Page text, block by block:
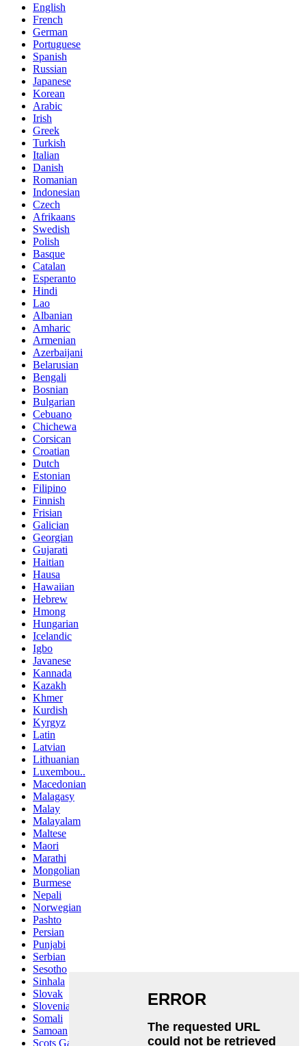
English
French
German
Portuguese
Spanish
Russian
Japanese
Korean
Arabic
Irish
Greek
Turkish
Italian
Danish
Romanian
Indonesian
Czech
Afrikaans
Swedish
Polish
Basque
Catalan
Esperanto
Hindi
Lao
Albanian
Amharic
Armenian
Azerbaijani
Belarusian
Bengali
Bosnian
Bulgarian
Cebuano
Chichewa
Corsican
Croatian
Dutch
Estonian
Filipino
Finnish
Frisian
Galician
Georgian
Gujarati
Haitian
Hausa
Hawaiian
Hebrew
Hmong
Hungarian
Icelandic
Igbo
Javanese
Kannada
Kazakh
Khmer
Kurdish
Kyrgyz
Latin
Latvian
Lithuanian
Luxembou..
Macedonian
Malagasy
Malay
Malayalam
Maltese
Maori
Marathi
Mongolian
Burmese
Nepali
Norwegian
Pashto
Persian
Punjabi
Serbian
Sesotho
Sinhala
Slovak
Slovenian
Somali
Samoan
Scots Gaelic